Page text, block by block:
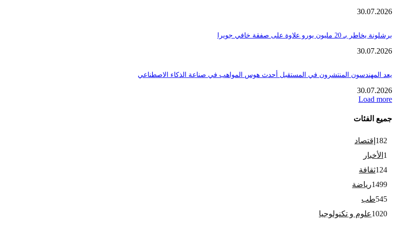
30.07.2026
برشلونة يخاطر بـ 20 مليون يورو علاوة على صفقة خافي جويرا
30.07.2026
يعد المهندسون المنتشرون في المستقبل أحدث هوس المواهب في صناعة الذكاء الاصطناعي
30.07.2026
Load more
جميع الفئات
إقتصاد 182
الأخبار 1
ثقافة124
رياضة1499
طب545
علوم و تكنولوجيا1020